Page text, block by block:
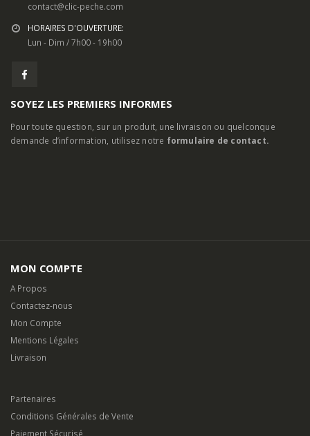
contact@clic-peche.com
HORAIRES D'OUVERTURE:
Lun - Dim / 7h00 - 19h00
SOYEZ LES PREMIERS INFORMES
Pour toute question, sur un produit, une livraison ou quelconque
demande d’information, utilisez notre formulaire de contact.
MON COMPTE
A Propos
Contactez-nous
Mon Compte
Mentions Légales
Livraison
Partenaires
Conditions Générales de Vente
Paiement Sécurisé